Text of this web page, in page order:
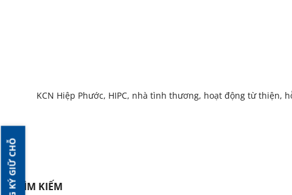
ĐĂNG KÝ GIỮ CHỖ TÌM KIẾM
KCN Hiệp Phước, HIPC, nhà tình thương, hoạt động từ thiện,